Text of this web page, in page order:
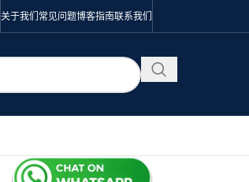
关于我们 常见问题博客指南联系我们